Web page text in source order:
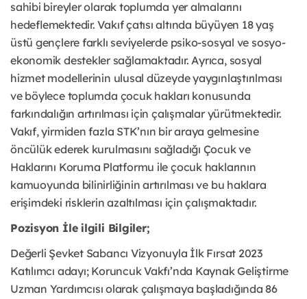
sahibi bireyler olarak toplumda yer almalarını
hedeflemektedir. Vakıf çatısı altında büyüyen 18 yaş
üstü gençlere farklı seviyelerde psiko-sosyal ve sosyo-
ekonomik destekler sağlamaktadır. Ayrıca, sosyal
hizmet modellerinin ulusal düzeyde yaygınlaştırılması
ve böylece toplumda çocuk hakları konusunda
farkındalığın artırılması için çalışmalar yürütmektedir.
Vakıf, yirmiden fazla STK’nın bir araya gelmesine
öncülük ederek kurulmasını sağladığı Çocuk ve
Haklarını Koruma Platformu ile çocuk haklarının
kamuoyunda bilinirliğinin artırılması ve bu haklara
erişimdeki risklerin azaltılması için çalışmaktadır.
Pozisyon İle ilgili Bilgiler;
Değerli Şevket Sabancı Vizyonuyla İlk Fırsat 2023
Katılımcı adayı; Koruncuk Vakfı’nda Kaynak Geliştirme
Uzman Yardımcısı olarak çalışmaya başladığında 86